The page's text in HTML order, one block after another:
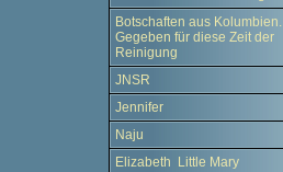
Botschaften aus Kolumbien.
Gegeben für diese Zeit der
Reinigung
JNSR
Jennifer
Naju
Elizabeth Little Mary